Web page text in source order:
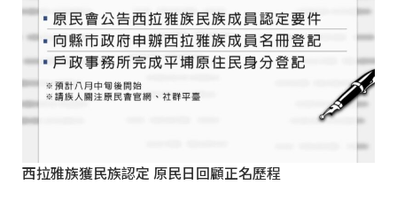
西拉雅族獲民族認定 原民日回顧正名歷程